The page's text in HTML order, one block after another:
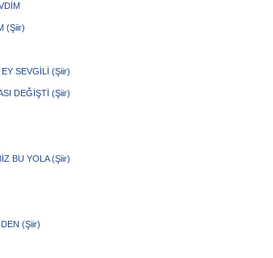
(Şiir)
SEVGİLİ (Şiir)
DEĞİŞTİ (Şiir)
BU YOLA (Şiir)
(Şiir)